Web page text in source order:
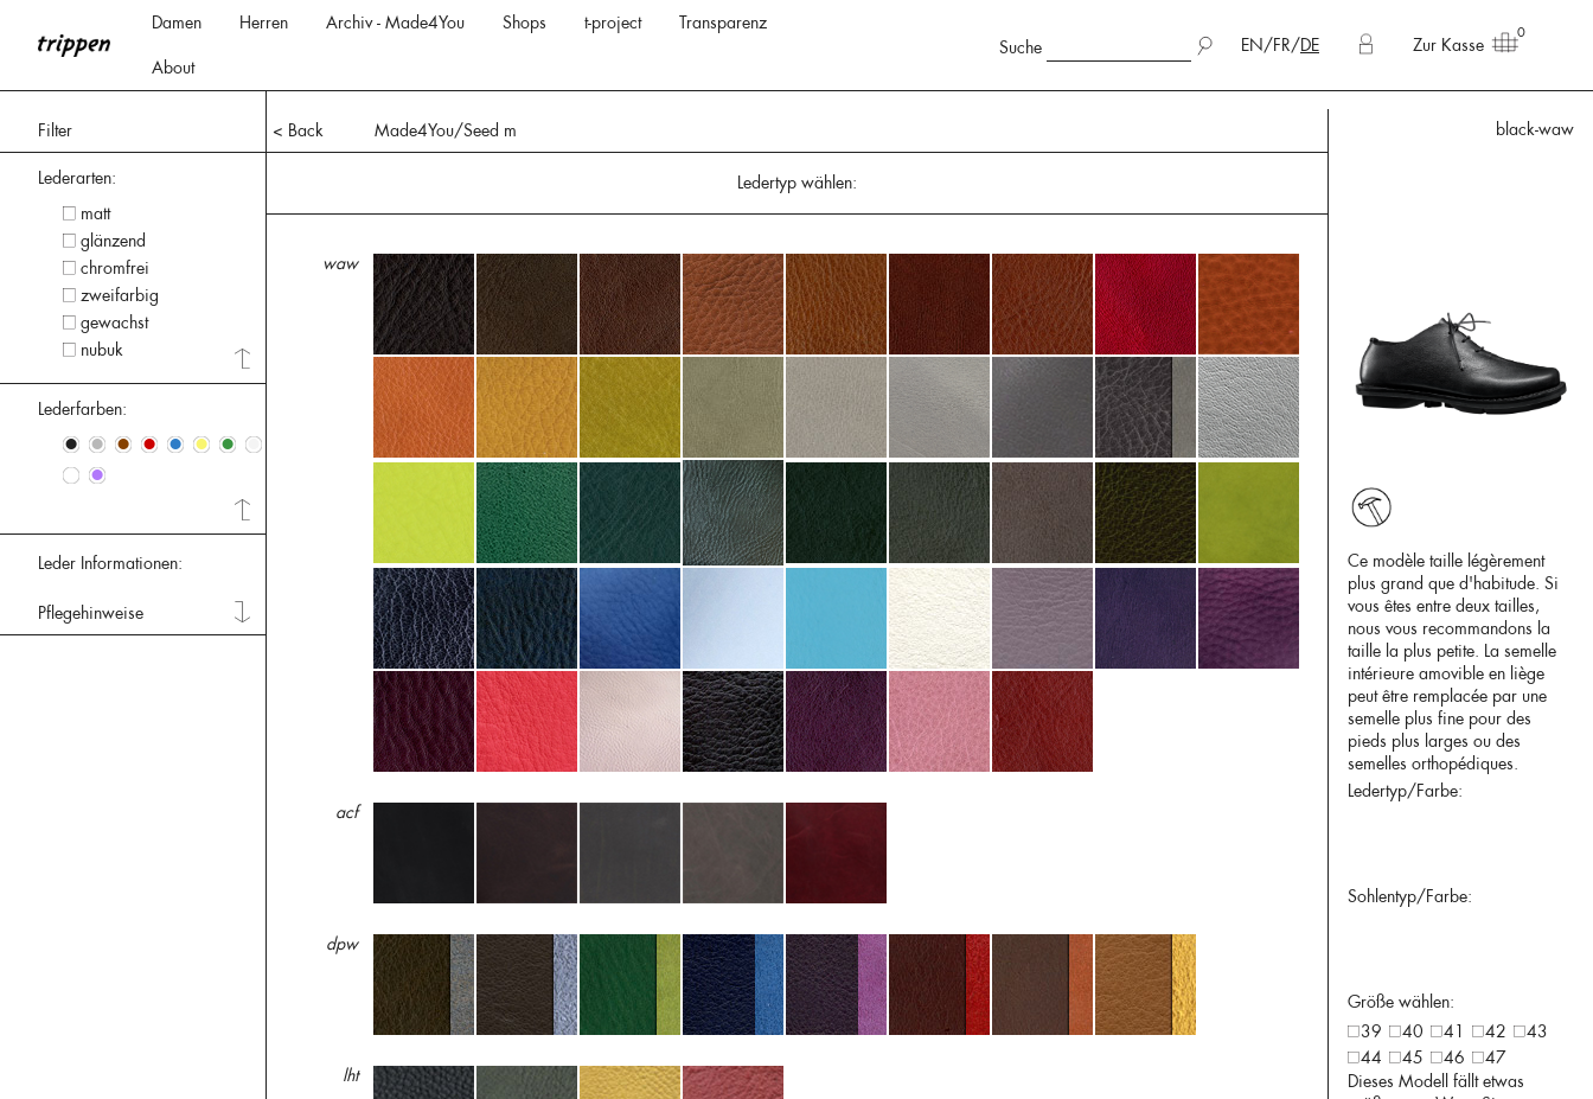
Damen Herren Archiv - Made4You Shops t-project Transparenz
About
Suche EN/FR/DE Zur Kasse
0
Filter < Back Made4You/Seed m
Lederarten:
matt
glänzend
chromfrei
zweifarbig
gewachst
nubuk
Lederfarben:
• • • • • • • •
• •
Leder Informationen:
Pflegehinweise
Ledertyp wählen:
waw
acf
dpw
lht
black-waw
Ce modèle taille légèrement
plus grand que d'habitude. Si
vous êtes entre deux tailles,
nous vous recommandons la
taille la plus petite. La semelle
intérieure amovible en liège
peut être remplacée par une
semelle plus fine pour des
pieds plus larges ou des
semelles orthopédiques.
Ledertyp/Farbe:
Sohlentyp/Farbe:
Größe wählen:
39
40 41 42
43
44
45 46
47
Dieses Modell fällt etwas